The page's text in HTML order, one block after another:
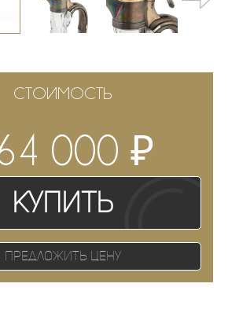
СТОИМОСТЬ
000 ₽
Купить
Предложить цену